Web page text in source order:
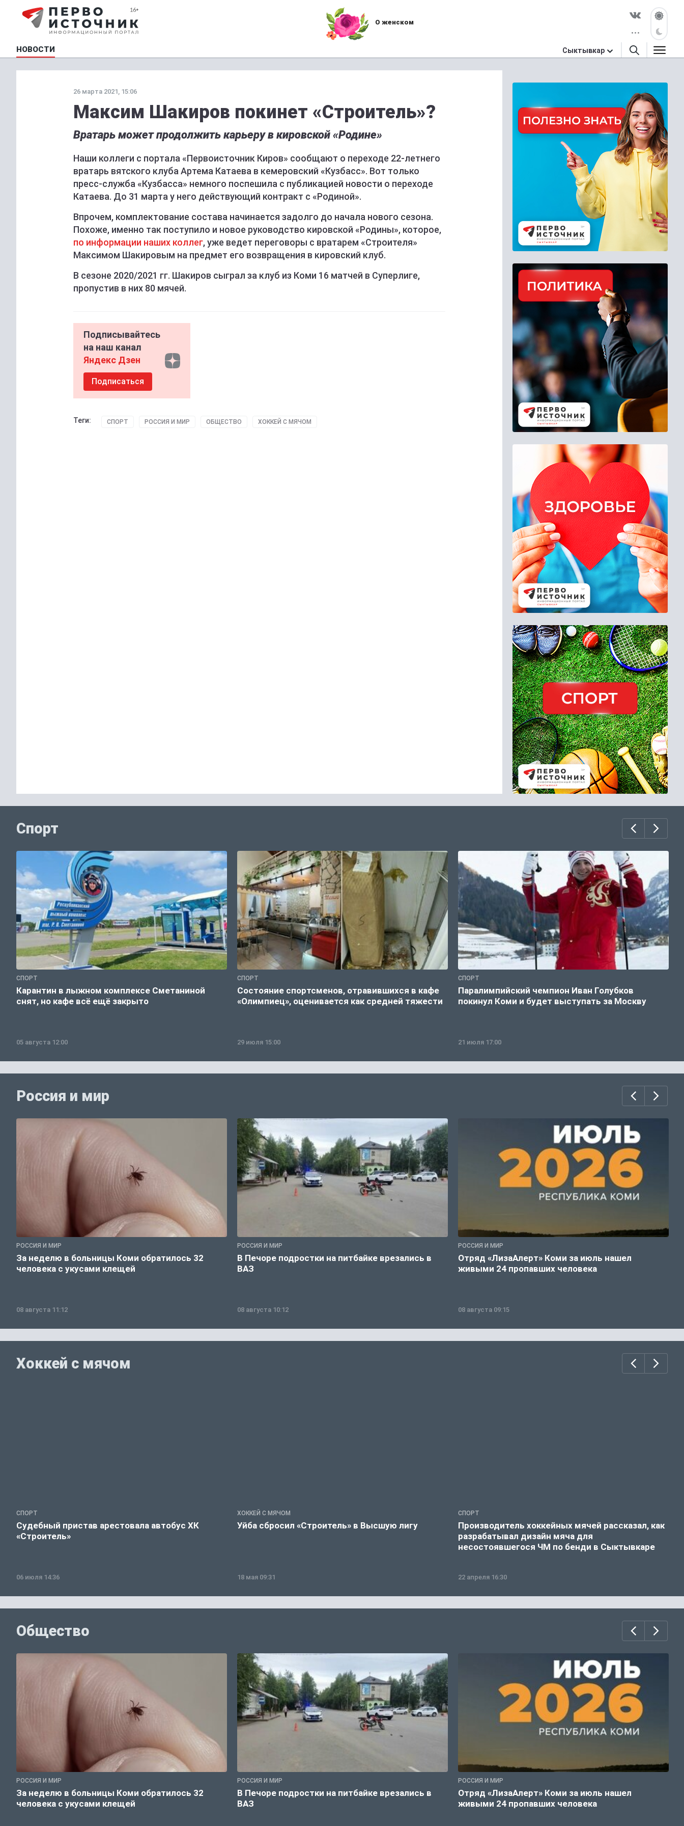
О женском
НОВОСТИ Сыктывкар
26 марта 2021, 15:06
Максим Шакиров покинет «Строитель»?
Вратарь может продолжить карьеру в кировской «Родине»
Наши коллеги с портала «Первоисточник Киров» сообщают о переходе 22-летнего
вратарь вятского клуба Артема Катаева в кемеровский «Кузбасс». Вот только
пресс-служба «Кузбасса» немного поспешила с публикацией новости о переходе
Катаева. До 31 марта у него действующий контракт с «Родиной».
Впрочем, комплектование состава начинается задолго до начала нового сезона.
Похоже, именно так поступило и новое руководство кировской «Родины», которое,
по информации наших коллег, уже ведет переговоры с вратарем «Строителя»
Максимом Шакировым на предмет его возвращения в кировский клуб.
В сезоне 2020/2021 гг. Шакиров сыграл за клуб из Коми 16 матчей в Суперлиге,
пропустив в них 80 мячей.
Подписывайтесь
на наш канал
Яндекс Дзен
Подписаться
Теги: СПОРТ РОССИЯ И МИР ОБЩЕСТВО ХОККЕЙ С МЯЧОМ
Спорт
СПОРТ
Карантин в лыжном комплексе Сметаниной
снят, но кафе всё ещё закрыто
05 августа 12:00
СПОРТ
Состояние спортсменов, отравившихся в кафе
«Олимпиец», оценивается как средней тяжести
29 июля 15:00
СПОРТ
Паралимпийский чемпион Иван Голубков
покинул Коми и будет выступать за Москву
21 июля 17:00
Россия и мир
РОССИЯ И МИР
За неделю в больницы Коми обратилось 32
человека с укусами клещей
08 августа 11:12
РОССИЯ И МИР
В Печоре подростки на питбайке врезались в
ВАЗ
08 августа 10:12
РОССИЯ И МИР
Отряд «ЛизаАлерт» Коми за июль нашел
живыми 24 пропавших человека
08 августа 09:15
Хоккей с мячом
СПОРТ
Судебный пристав арестовала автобус ХК
«Строитель»
06 июля 14:36
ХОККЕЙ С МЯЧОМ
Уйба сбросил «Строитель» в Высшую лигу
18 мая 09:31
СПОРТ
Производитель хоккейных мячей рассказал, как
разрабатывал дизайн мяча для
несостоявшегося ЧМ по бенди в Сыктывкаре
22 апреля 16:30
Общество
РОССИЯ И МИР
За неделю в больницы Коми обратилось 32
человека с укусами клещей
РОССИЯ И МИР
В Печоре подростки на питбайке врезались в
ВАЗ
РОССИЯ И МИР
Отряд «ЛизаАлерт» Коми за июль нашел
живыми 24 пропавших человека